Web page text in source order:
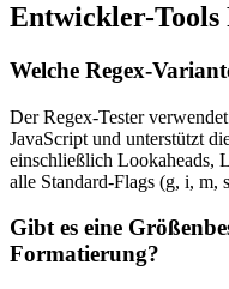
Entwickler-Tools
Welche Regex-
Der Regex-Tester
JavaScript und unterstützt
einschließlich Lookaheads,
alle Standard-Flags (g, i, m,
Gibt es eine
Formatierung?